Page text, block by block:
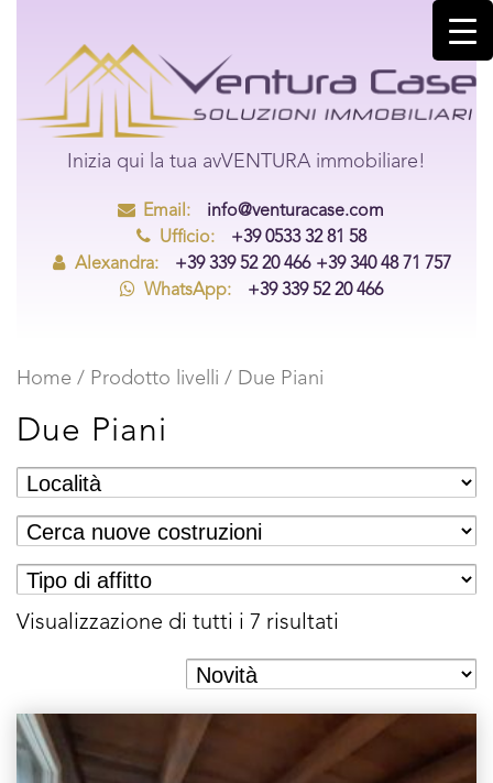
Inizia qui la tua avVENTURA immobiliare!
Email:
info@venturacase.com
Ufficio:
+39 0533 32 81 58
Alexandra:
+39 339 52 20 466 +39 340 48 71 757
WhatsApp:
+39 339 52 20 466
Home / Prodotto livelli / Due Piani
Due Piani
Visualizzazione di tutti i 7 risultati